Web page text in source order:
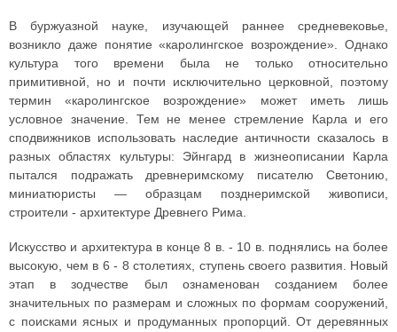
В буржуазной науке, изучающей раннее средневековье,
возникло даже понятие «каролингское возрождение». Однако
культура того времени была не только относительно
примитивной, но и почти исключительно церковной, поэтому
термин «каролингское возрождение» может иметь лишь
условное значение. Тем не менее стремление Карла и его
сподвижников использовать наследие античности сказалось в
разных областях культуры: Эйнгард в жизнеописании Карла
пытался подражать древнеримскому писателю Светонию,
миниатюристы — образцам позднеримской живописи,
строители - архитектуре Древнего Рима.
Искусство и архитектура в конце 8 в. - 10 в. поднялись на более
высокую, чем в 6 - 8 столетиях, ступень своего развития. Новый
этап в зодчестве был ознаменован созданием более
значительных по размерам и сложных по формам сооружений,
с поисками ясных и продуманных пропорций. От деревянных